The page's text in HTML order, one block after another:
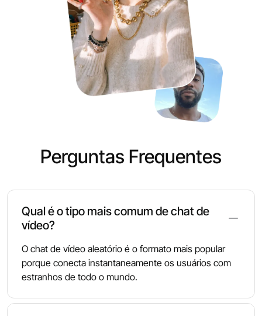
Perguntas Frequentes
Qual é o tipo mais comum de chat de
vídeo?
O chat de vídeo aleatório é o formato mais popular
porque conecta instantaneamente os usuários com
estranhos de todo o mundo.